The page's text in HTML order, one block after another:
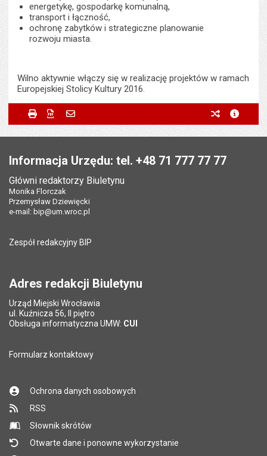
energetykę, gospodarkę komunalną,
transport i łączność,
ochronę zabytków i strategiczne planowanie
rozwoju miasta.
Wilno aktywnie włączy się w realizację projektów w ramach
Europejskiej Stolicy Kultury 2016.
Metryczka
Wytworzył:
Ewa Gołąb-Nowakowska
Ostatnio zaktualizował:
Data ostatniej aktualizacji:
Powiadom znajomego
Powiadom znajomego
Twoje imię i nazwisko
Twój adres e-mail Pole wymagane
Tytuł e-mailaPole wymagane
*
Adres e-mail znajomego
Pytanie antyspamowe
*
Pole wymagane
Drukuj Zapisz do PDF poprzednie
Informacja Urzędu: tel. +48 71 777 77 77
Główni redaktorzy Biuletynu
Monika Florczak
Przemysław Dziewięcki
e-mail: bip@um.wroc.pl
Zespół redakcyjny BIP
Adres redakcji Biuletynu
Urząd Miejski Wrocławia
ul. Kuźnicza 56, II piętro
Obsługa informatyczna UMW: CUI
Formularz kontaktowy
Ochrona danych osobowych
RSS
Słownik skrótów
Otwarte dane i ponowne wykorzystanie